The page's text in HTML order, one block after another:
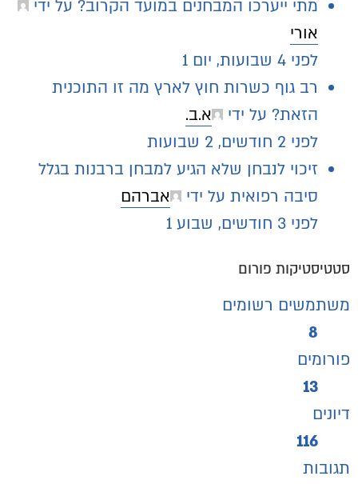
מתי ייערכו המבחנים במועד הקרוב? על ידי
אורי
לפני 4 שבועות, יום 1
רב גוף כשרות חוץ לארץ מה זו התוכנית
הזאת? על ידי
א.ב.
לפני 2 חודשים, 2 שבועות
זיכוי לנבחן שלא הגיע למבחן ברבנות בגלל
סיבה רפואית על ידי
אברהם
לפני 3 חודשים, שבוע 1
סטטיסטיקות פורום
משתמשים רשומים
8
פורומים
13
דיונים
116
תגובות